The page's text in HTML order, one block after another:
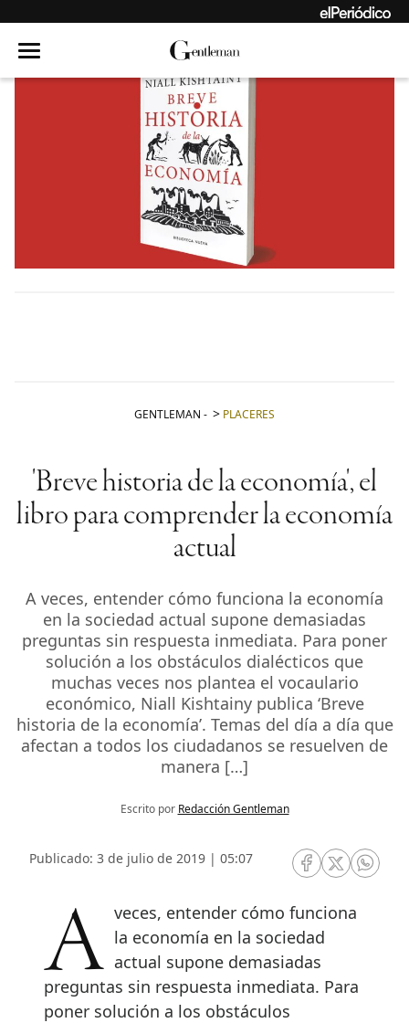
GENTLEMAN - PLACERES
'Breve historia de la economía', el
libro para comprender la economía
actual
A veces, entender cómo funciona la economía
en la sociedad actual supone demasiadas
preguntas sin respuesta inmediata. Para poner
solución a los obstáculos dialécticos que
muchas veces nos plantea el vocaulario
económico, Niall Kishtainy publica ‘Breve
historia de la economía’. Temas del día a día que
afectan a todos los ciudadanos se resuelven de
manera […]
Escrito por Redacción Gentleman
Publicado: 3 de julio de 2019 | 05:07
RRSS Facebook
RRSSRRSS
A veces, entender cómo funciona la economía en la sociedad
actual supone demasiadas
preguntas sin respuesta inmediata. Para
poner solución a los obstáculos